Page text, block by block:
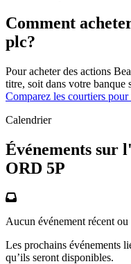
Comment
plc?
Pour acheter des actions
titre, soit dans votre banque
Comparez les courtiers
Calendrier
Événements sur
ORD 5P
Aucun événement récent
Les prochains événements
qu’ils seront disponibles.